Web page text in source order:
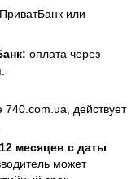
ПриватБанк или
оплата через
действует
12 месяцев с даты
может